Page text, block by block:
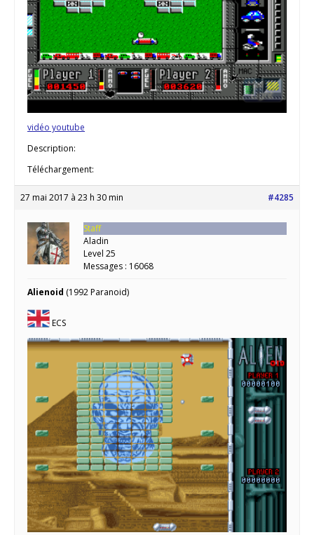
vidéo youtube
Description:
Téléchargement:
27 mai 2017 à 23 h 30 min #4285
Staff
Aladin
Level 25
Messages : 16068
Alienoid (1992 Paranoid)
ECS